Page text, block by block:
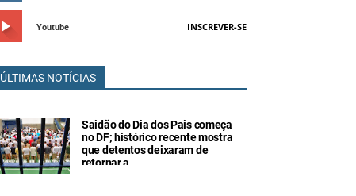
Youtube INSCREVER-SE
ÚLTIMAS NOTÍCIAS
Saidão do Dia dos Pais começa
no DF; histórico recente mostra
que detentos deixaram de
retornar a